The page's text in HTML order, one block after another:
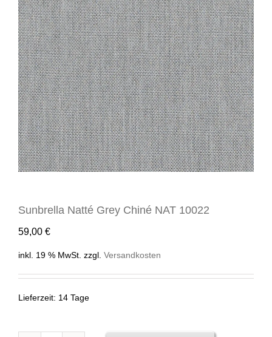
Sunbrella Natté Grey Chiné NAT 10022
59,00 €
inkl. 19 % MwSt. zzgl. Versandkosten
Lieferzeit: 14 Tage